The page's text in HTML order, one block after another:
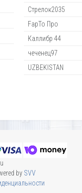
Стрелок2035
FapTo Про
Каллибр 44
чеченец97
UZBEKISTAN
by SVV